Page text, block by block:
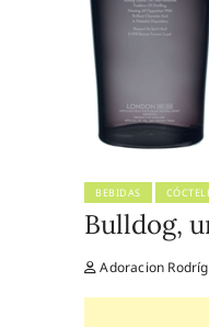
BEBIDAS
Bulldog,
Adoracion